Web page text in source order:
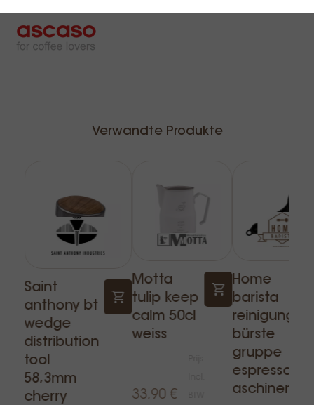
Kontrolle.
- Thermische Stabilität (+- 0,5oC).
- Ascaso App. Vollständige Kontrolle.
- Wassertank (2L) und direkter Anschluss.
- Thermische Verzögerung am Dampfkessel.
- Dynamische Vorwärmung (Kaffeegruppe).
- Aktiver Tassenwärmer.
- Schiene aus Edelstahl.
Im Paket enthalten sind: Einzel- und
Doppelportfilter, Blind Basket, Aluminium
Tamper, 7g und 14g Filterkörbe (regular),
7g und 14g Filterkörbe (super cream).
Verwandte Produkte
Saint
anthony bt
wedge
distribution
tool
58,3mm
cherry
Motta
tulip keep
calm 50cl
weiss
33,90 €
Home
barista
reinigungs
bürste
gruppe
espressom
aschinen